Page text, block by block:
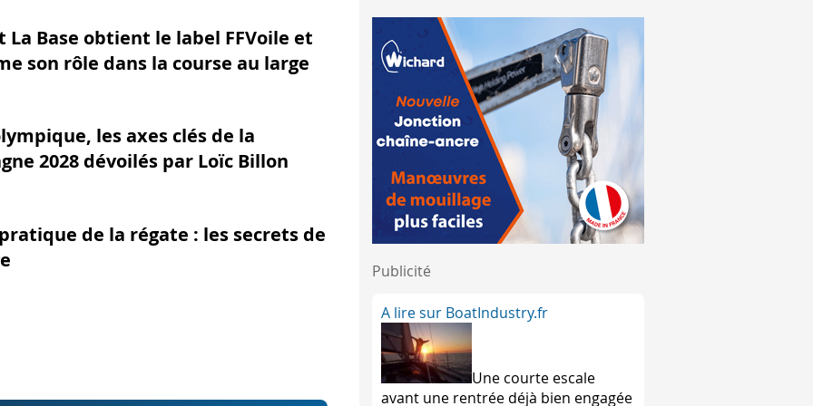
cette phase "La Minute"
préparatoire (P I, Z ou Noir) + signal sonore long. Attention un bateau qui coupe la ligne en avance encourt une
le top départ !
+ signal sonore court.
individuel (
) ou un rappel général de la flotte.
ne soyez pas inquiet. En général, pour le bon déroulement de la régate, le comité de course annonce aussi à
La Base obtient le label FFVoile et
son rôle dans la course au large
les axes clés de la
2028 dévoilés par Loïc Billon
de la régate : les secrets de
Publicité
A lire sur BoatIndustry.fr
Une courte escale
avant une rentrée déjà bien engagée